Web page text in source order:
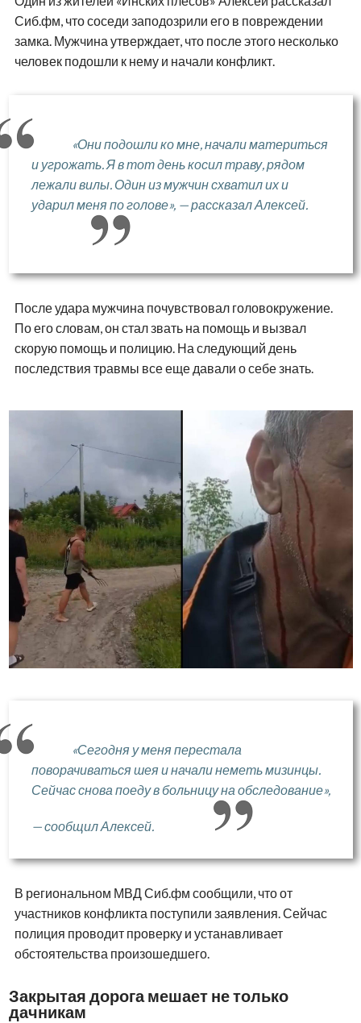
Сиб.фм, что соседи заподозрили его в повреждении
замка. Мужчина утверждает, что после этого несколько
человек подошли к нему и начали конфликт.
«Они подошли ко мне, начали материться
и угрожать. Я в тот день косил траву, рядом
лежали вилы. Один из мужчин схватил их и
ударил меня по голове», — рассказал Алексей.
После удара мужчина почувствовал головокружение.
По его словам, он стал звать на помощь и вызвал
скорую помощь и полицию. На следующий день
последствия травмы все еще давали о себе знать.
«Сегодня у меня перестала
поворачиваться шея и начали неметь мизинцы.
Сейчас снова поеду в больницу на обследование»,
— сообщил Алексей.
В региональном МВД Сиб.фм сообщили, что от
участников конфликта поступили заявления. Сейчас
полиция проводит проверку и устанавливает
обстоятельства произошедшего.
Закрытая дорога мешает не только
дачникам